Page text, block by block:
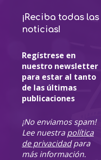
¡Reciba todas las
noticias!
Regístrese en
nuestro newsletter
para estar al tanto
de las últimas
publicaciones
¡No enviamos spam!
Lee nuestrapolítica
de privacidadpara
más información.